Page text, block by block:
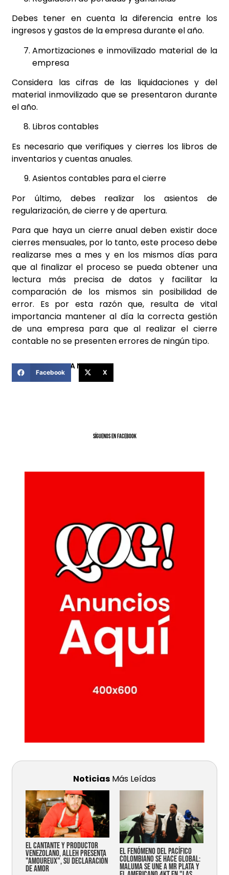
Debes tener en cuenta la diferencia entre los
ingresos y gastos de la empresa durante el año.
Amortizaciones e inmovilizado material de la
empresa
Considera las cifras de las liquidaciones y del
material inmovilizado que se presentaron durante
el año.
Libros contables
Es necesario que verifiques y cierres los libros de
inventarios y cuentas anuales.
Asientos contables para el cierre
Por último, debes realizar los asientos de
regularización, de cierre y de apertura.
Para que haya un cierre anual deben existir doce
cierres mensuales, por lo tanto, este proceso debe
realizarse mes a mes y en los mismos días para
que al finalizar el proceso se pueda obtener una
lectura más precisa de datos y facilitar la
comparación de los mismos sin posibilidad de
error. Es por esta razón que, resulta de vital
importancia mantener al día la correcta gestión
de una empresa para que al realizar el cierre
contable no se presenten errores de ningún tipo.
COMPARTIR ESTA NOTICIA
Facebook X
SíGUENOS EN FACEBOOK
Noticias Más Leídas
EL CANTANTE Y PRODUCTOR
VENEZOLANO, ALLEH PRESENTA
"AMOUREUX", SU DECLARACIÓN
DE AMOR
EL FENÓMENO DEL PACÍFICO
COLOMBIANO SE HACE GLOBAL:
MALUMA SE UNE A MR PLATA Y